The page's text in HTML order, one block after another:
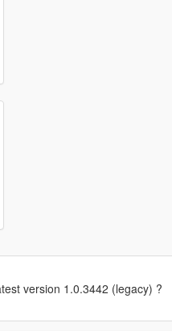
version 1.0.3442 (legacy) ?